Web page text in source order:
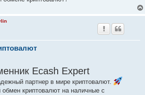
Ecash Expert
партнер в мире криптовалют.
криптовалют на наличные с